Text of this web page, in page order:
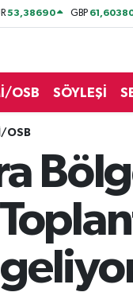
53,38690 GBP
OSB SÖYLEŞİ
OSB